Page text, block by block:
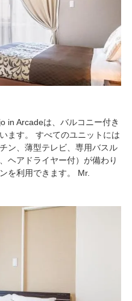
in Arcadeは、バルコニー付き
ます。 すべてのユニットには
ン、薄型テレビ、専用バスル
ヘアドライヤー付）が備わり
を利用できます。 Mr.